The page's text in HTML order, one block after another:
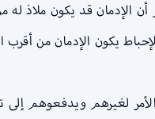
الإدمان قد يكون ملاذ له
يكون الإدمان من أقرب
لغيرهم ويدفعوهم إلى